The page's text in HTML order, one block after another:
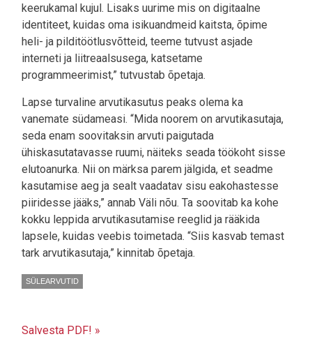
keerukamal kujul. Lisaks uurime mis on digitaalne
identiteet, kuidas oma isikuandmeid kaitsta, õpime
heli- ja pilditöötlusvõtteid, teeme tutvust asjade
interneti ja liitreaalsusega, katsetame
programmeerimist,” tutvustab õpetaja.
Lapse turvaline arvutikasutus peaks olema ka
vanemate südameasi. “Mida noorem on arvutikasutaja,
seda enam soovitaksin arvuti paigutada
ühiskasutatavasse ruumi, näiteks seada töökoht sisse
elutoanurka. Nii on märksa parem jälgida, et seadme
kasutamise aeg ja sealt vaadatav sisu eakohastesse
piiridesse jääks,” annab Väli nõu. Ta soovitab ka kohe
kokku leppida arvutikasutamise reeglid ja rääkida
lapsele, kuidas veebis toimetada. “Siis kasvab temast
tark arvutikasutaja,” kinnitab õpetaja.
SÜLEARVUTID
Salvesta PDF! »